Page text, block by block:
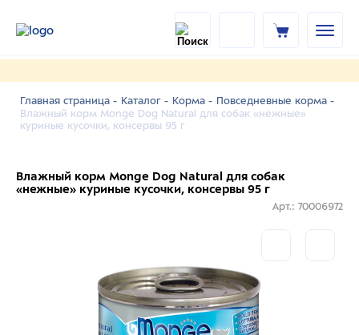
Главная страница - Каталог - Корма - Повседневные корма -
Влажный корм Monge Dog Natural для собак «нежные»
куриные кусочки, консервы 95 г
Влажный корм Monge Dog Natural для собак
«нежные» куриные кусочки, консервы 95 г
Арт.: 70006972